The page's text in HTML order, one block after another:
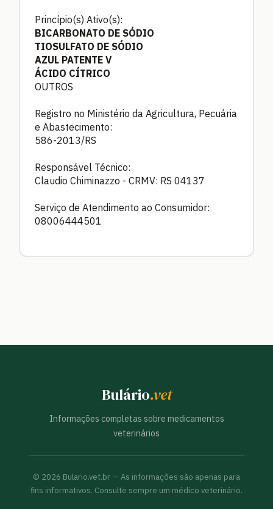
Princípio(s) Ativo(s):
BICARBONATO DE SÓDIO
TIOSULFATO DE SÓDIO
AZUL PATENTE V
ÁCIDO CÍTRICO
OUTROS
Registro no Ministério da Agricultura, Pecuária
e Abastecimento:
586-2013/RS
Responsável Técnico:
Claudio Chiminazzo - CRMV: RS 04137
Serviço de Atendimento ao Consumidor:
08006444501
Bulário.vet
Informações completas sobre medicamentos
veterinários
© 2026 Bulario.vet.br — As informações são apenas para
fins informativos. Consulte sempre um médico veterinário.